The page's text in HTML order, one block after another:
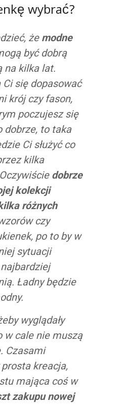
wybrać?
że modne
być dobrą
na kilka lat.
się dopasować
krój czy fason,
poczujesz się
dobrze, to taka
Ci służyć co
kilka
dobrze
kolekcji
różnych
czy
po to by w
sytuacji
Ładny będzie
wyglądały
w cale nie muszą
Czasami
kreacja,
mająca coś w
zakupu nowej